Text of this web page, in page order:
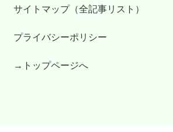
サイトマップ（全記事リスト）
プライバシーポリシー
→トップページへ